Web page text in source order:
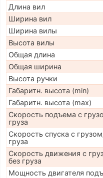
Длина вил
Ширина вил
Ширина вилы
Высота вилы
Общая длина
Общая ширина
Высота ручки
Габаритн. высота (min)
Габаритн. высота (max)
Скорость подъема с
груза
Скорость спуска с
груза
Скорость движения с
без груза
Мощность двигателя